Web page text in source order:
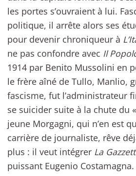
les portes s’ouvraient à lui.
politique, il arrête alors ses
pour devenir chroniqueur à
ne pas confondre avec Il
1914 par Benito Mussolini en
le frère aîné de Tullo, Manlio,
fascisme, fut l’administrateur
se suicider suite à la chute du
jeune Morgagni, qui n’en est
carrière de journaliste, rêve
plus : il veut intégrer La
puissant Eugenio Costamagna.